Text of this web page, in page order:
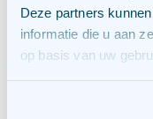
Deze partners
informatie die u aan
op basis van uw